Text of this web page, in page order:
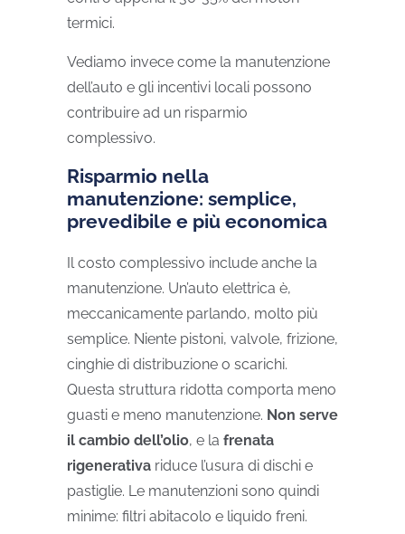
termici.
Vediamo invece come la manutenzione
dell’auto e gli incentivi locali possono
contribuire ad un risparmio
complessivo.
Risparmio nella
manutenzione: semplice,
prevedibile e più economica
Il costo complessivo include anche la
manutenzione. Un’auto elettrica è,
meccanicamente parlando, molto più
semplice. Niente pistoni, valvole, frizione,
cinghie di distribuzione o scarichi.
Questa struttura ridotta comporta meno
guasti e meno manutenzione. Non serve
il cambio dell’olio, e la frenata
rigenerativa riduce l’usura di dischi e
pastiglie. Le manutenzioni sono quindi
minime: filtri abitacolo e liquido freni.